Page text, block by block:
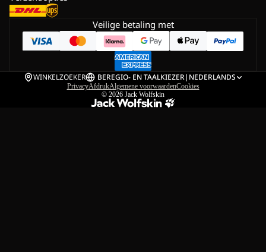
Veilige betaling met
WINKELZOEKER BEREGIO- EN TAALKIEZER| NEDERLANDS
PrivacyAfdrukAlgemene voorwaardenCookies
© 2026 Jack Wolfskin